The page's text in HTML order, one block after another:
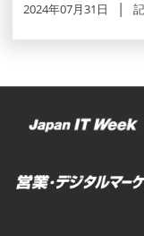
2024年07月31日